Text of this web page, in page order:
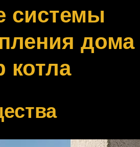
системы
дома
котла